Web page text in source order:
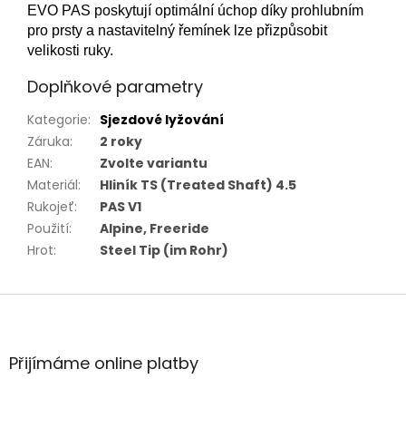
EVO PAS poskytují optimální úchop díky prohlubním
pro prsty a nastavitelný řemínek lze přizpůsobit
velikosti ruky.
Doplňkové parametry
Kategorie: Sjezdové lyžování
Záruka:
2 roky
EAN:
Zvolte variantu
Materiál:
Hliník TS (Treated Shaft) 4.5
Rukojeť:
PAS V1
Použití:
Alpine, Freeride
Hrot: Steel Tip (im Rohr)
Z
aPřijímáme online platby